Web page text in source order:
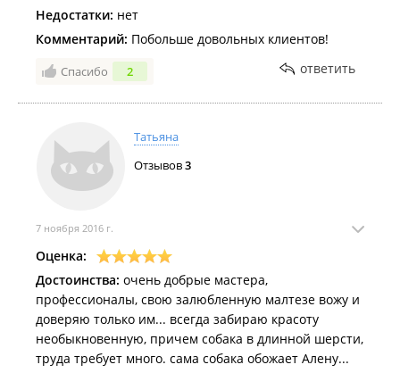
Недостатки: нет
Комментарий: Побольше довольных клиентов!
Спасибо 2 ответить
Татьяна
Отзывов3
7 ноября 2016 г.
Оценка:
Достоинства: очень добрые мастера,
профессионалы, свою залюбленную малтезе вожу и
доверяю только им... всегда забираю красоту
необыкновенную, причем собака в длинной шерсти,
труда требует много. сама собака обожает Алену...